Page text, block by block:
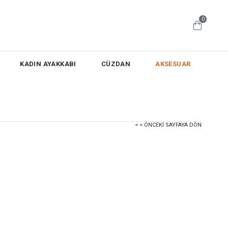
0
KADIN AYAKKABI CÜZDAN AKSESUAR
< < ÖNCEKI SAYFAYA DÖN